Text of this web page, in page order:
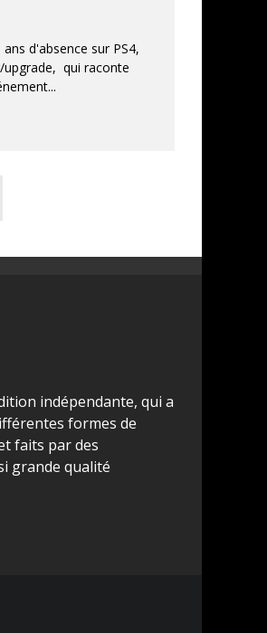
d'absence sur PS4,
upgrade, qui raconte
...
indépendante, qui a
formes de
faits par des
grande qualité